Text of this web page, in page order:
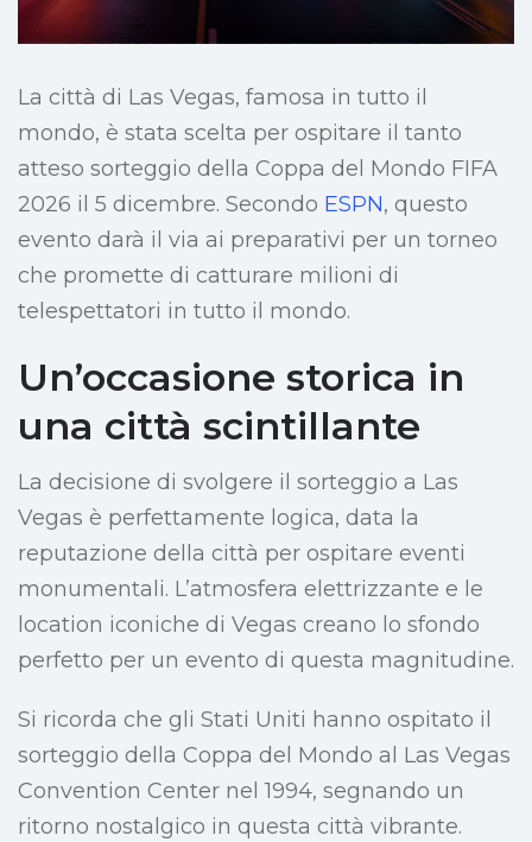
La città di Las Vegas, famosa in tutto il
mondo, è stata scelta per ospitare il tanto
atteso sorteggio della Coppa del Mondo FIFA
2026 il 5 dicembre. Secondo ESPN, questo
evento darà il via ai preparativi per un torneo
che promette di catturare milioni di
telespettatori in tutto il mondo.
Un’occasione storica in
una città scintillante
La decisione di svolgere il sorteggio a Las
Vegas è perfettamente logica, data la
reputazione della città per ospitare eventi
monumentali. L’atmosfera elettrizzante e le
location iconiche di Vegas creano lo sfondo
perfetto per un evento di questa magnitudine.
Si ricorda che gli Stati Uniti hanno ospitato il
sorteggio della Coppa del Mondo al Las Vegas
Convention Center nel 1994, segnando un
ritorno nostalgico in questa città vibrante.